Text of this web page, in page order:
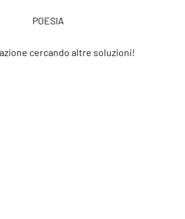
POESIA
cercando altre soluzioni!